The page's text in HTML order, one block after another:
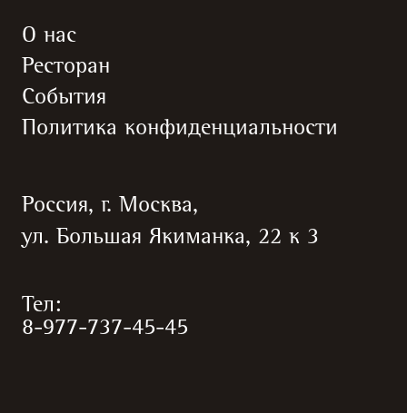
О нас
Ресторан
События
Политика конфиденциальности
Россия, г. Москва,
ул. Большая Якиманка, 22 к 3
Тел:
8-977-737-45-45